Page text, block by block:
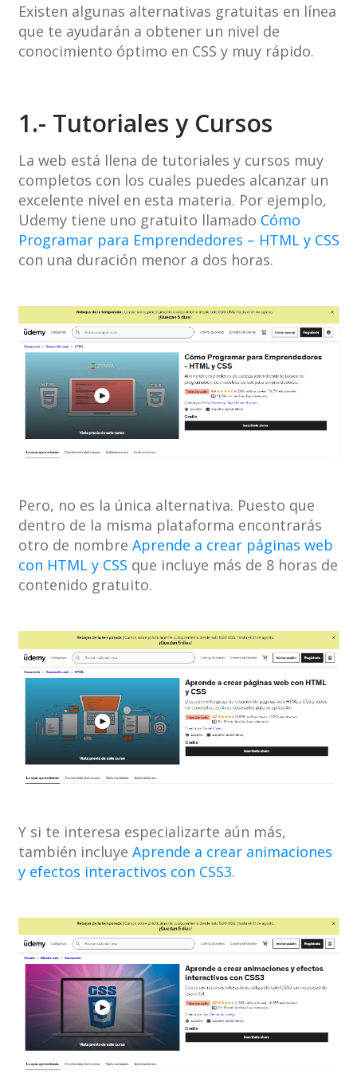
Existen algunas alternativas gratuitas en línea
que te ayudarán a obtener un nivel de
conocimiento óptimo en CSS y muy rápido.
1.- Tutoriales y Cursos
La web está llena de tutoriales y cursos muy
completos con los cuales puedes alcanzar un
excelente nivel en esta materia. Por ejemplo,
Udemy tiene uno gratuito llamado Cómo
Programar para Emprendedores – HTML y CSS
con una duración menor a dos horas.
Pero, no es la única alternativa. Puesto que
dentro de la misma plataforma encontrarás
otro de nombre Aprende a crear páginas web
con HTML y CSS que incluye más de 8 horas de
contenido gratuito.
Y si te interesa especializarte aún más,
también incluye Aprende a crear animaciones
y efectos interactivos con CSS3.